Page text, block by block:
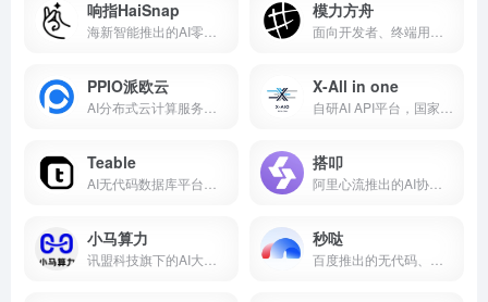
响指HaiSnap
海新智能推出的AI零代码应用开发平台
模力方舟
面向开发者、终端用户与产业场景的AI应用共创平台
PPIO派欧云
AI分布式云计算服务平台
X-All in one
自研AI API平台，国家级算力基础设施
Teable
AI无代码数据库平台，支持多种AI模型
搭叩
阿里心流推出的AI协作与研发平台
小马算力
讯盟科技旗下的AI大模型服务平台
秒哒
百度推出的无代码、对话式AI应用开发平台